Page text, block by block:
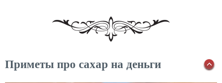
Приметы про сахар на деньги